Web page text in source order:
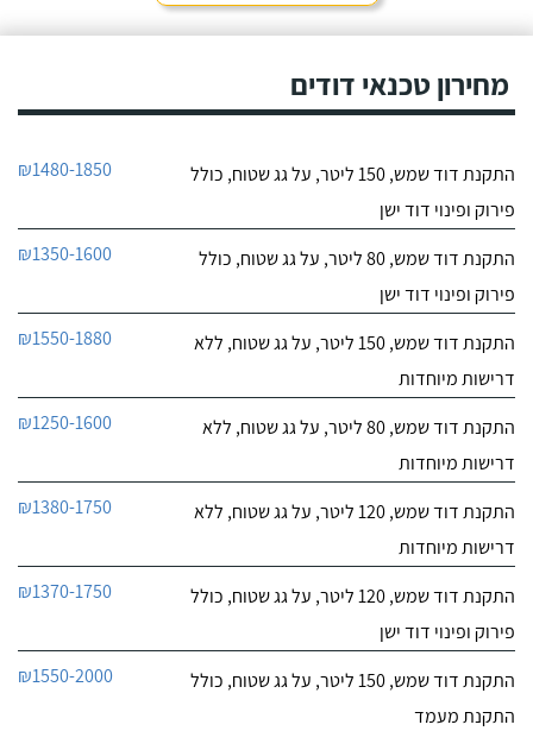
מחירון טכנאי דודים
התקנת דוד שמש, 150 ליטר, על גג שטוח, כולל
פירוק ופינוי דוד ישן
₪1480-1850
התקנת דוד שמש, 80 ליטר, על גג שטוח, כולל
פירוק ופינוי דוד ישן
₪1350-1600
התקנת דוד שמש, 150 ליטר, על גג שטוח, ללא
דרישות מיוחדות
₪1550-1880
התקנת דוד שמש, 80 ליטר, על גג שטוח, ללא
דרישות מיוחדות
₪1250-1600
התקנת דוד שמש, 120 ליטר, על גג שטוח, ללא
דרישות מיוחדות
₪1380-1750
התקנת דוד שמש, 120 ליטר, על גג שטוח, כולל
פירוק ופינוי דוד ישן
₪1370-1750
התקנת דוד שמש, 150 ליטר, על גג שטוח, כולל
התקנת מעמד
₪1550-2000